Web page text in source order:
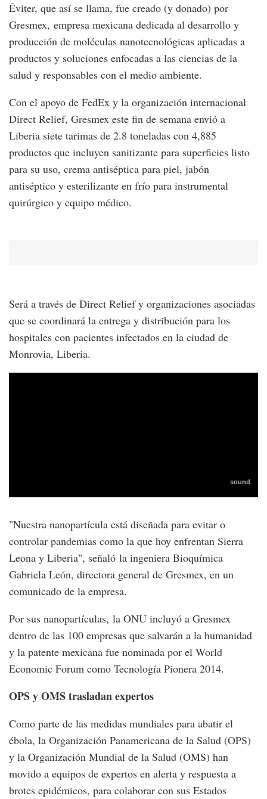
Éviter, que así se llama, fue creado (y donado) por
Gresmex, empresa mexicana dedicada al desarrollo y
producción de moléculas nanotecnológicas aplicadas a
productos y soluciones enfocadas a las ciencias de la
salud y responsables con el medio ambiente.
Con el apoyo de FedEx y la organización internacional
Direct Relief, Gresmex este fin de semana envió a
Liberia siete tarimas de 2.8 toneladas con 4,885
productos que incluyen sanitizante para superficies listo
para su uso, crema antiséptica para piel, jabón
antiséptico y esterilizante en frío para instrumental
quirúrgico y equipo médico.
Será a través de Direct Relief y organizaciones asociadas
que se coordinará la entrega y distribución para los
hospitales con pacientes infectados en la ciudad de
Monrovia, Liberia.
"Nuestra nanopartícula está diseñada para evitar o
controlar pandemias como la que hoy enfrentan Sierra
Leona y Liberia", señaló la ingeniera Bioquímica
Gabriela León, directora general de Gresmex, en un
comunicado de la empresa.
Por sus nanopartículas, la ONU incluyó a Gresmex
dentro de las 100 empresas que salvarán a la humanidad
y la patente mexicana fue nominada por el World
Economic Forum como Tecnología Pionera 2014.
OPS y OMS trasladan expertos
Como parte de las medidas mundiales para abatir el
ébola, la Organización Panamericana de la Salud (OPS)
y la Organización Mundial de la Salud (OMS) han
movido a equipos de expertos en alerta y respuesta a
brotes epidémicos, para colaborar con sus Estados